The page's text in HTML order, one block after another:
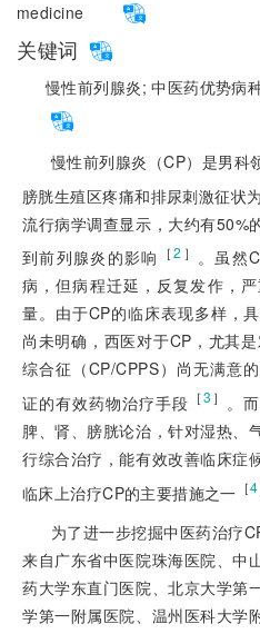
medicine
关键词
慢性前列腺炎;中医药优势病
慢性前列腺炎（CP）是男科
膀胱生殖区疼痛和排尿刺激征状
流行病学调查显示，大约有50%
到前列腺炎的影响
［2 ］ 。虽然
病，但病程迁延，反复发作，
量。由于CP的临床表现多样，
尚未明确，西医对于CP，尤其
综合征（CP/CPPS）尚无满意
证的有效药物治疗手段 ［3 ］
。
脾、肾、膀胱论治，针对湿热、
行综合治疗，能有效改善临床症
临床上治疗CP的主要措施之一 ［4
为了进一步挖掘中医药治疗
来自广东省中医院珠海医院、中
药大学东直门医院、北京大学第
学第一附属医院、温州医科大学